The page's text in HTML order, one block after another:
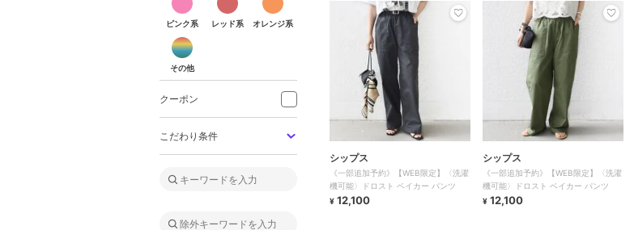
ピンク系 レッド系 オレンジ系
その他
その他
クーポン
こだわり条件
シップス
《一部追加予約》【WEB限定】〈洗濯
機可能〉ドロスト ベイカー パンツ
¥ 12,100
シップス
《一部追加予約》【WEB限定】〈洗濯
機可能〉ドロスト ベイカー パンツ
¥ 12,100